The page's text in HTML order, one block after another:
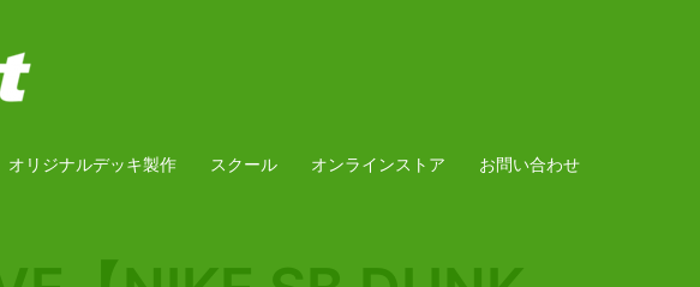
オリジナルデッキ製作 スクール オンラインストア お問い合わせ